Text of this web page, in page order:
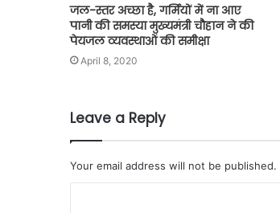
जल-स्तर अच्छा है, गर्मियों में ना आए
पानी की समस्या मुख्यमंत्री चौहान ने की
पेयजल व्यवस्थाओं की समीक्षा
April 8, 2020
Leave a Reply
Your email address will not be published.